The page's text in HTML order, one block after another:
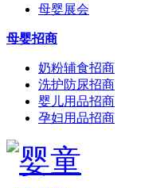
母婴展会
母婴招商
奶粉辅食招商
洗护防尿招商
婴儿用品招商
孕妇用品招商